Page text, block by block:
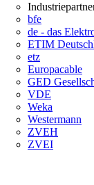
bfe
de - das
ETIM
etz
Europacable
GED
VDE
Weka
Westermann
ZVEH
ZVEI